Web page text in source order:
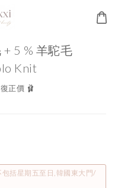
+ 5 % 羊駝毛
Knit
正價 🩰
括星期五至日,韓國東大門/